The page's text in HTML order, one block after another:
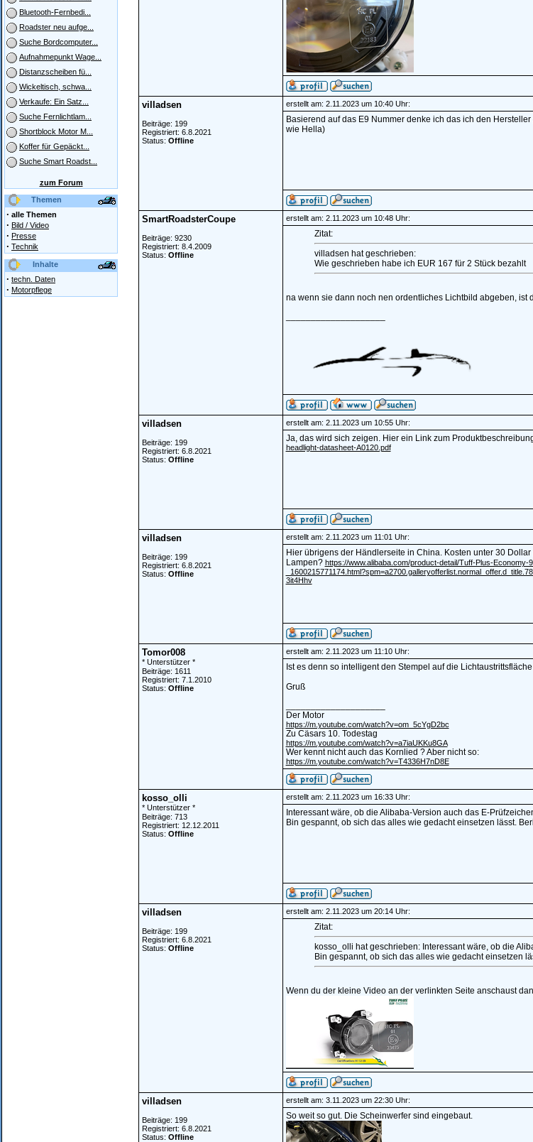
Bluetooth-Fernbedi...
Roadster neu aufge...
Suche Bordcomputer...
Aufnahmepunkt Wage...
Distanzscheiben fü...
Wickeltisch, schwa...
Verkaufe: Ein Satz...
Suche Fernlichtlam...
Shortblock Motor M...
Koffer für Gepäckt...
Suche Smart Roadst...
zum Forum
Themen
· alle Themen
· Bild / Video
· Presse
· Technik
Inhalte
· techn. Daten
· Motorpflege
villadsen
Beiträge: 199
Registriert: 6.8.2021
Status: Offline
erstellt am: 2.11.2023 um 10:40 Uhr:
Basierend auf das E9 Nummer denke ich das ich den
wie Hella)
SmartRoadsterCoupe
Beiträge: 9230
Registriert: 8.4.2009
Status: Offline
erstellt am: 2.11.2023 um 10:48 Uhr:
Zitat:
villadsen hat geschrieben:
Wie geschrieben habe ich EUR 167 für 2 Stück bezahlt
na wenn sie dann noch nen ordentliches Lichtbild abgeben, ist
villadsen
Beiträge: 199
Registriert: 6.8.2021
Status: Offline
erstellt am: 2.11.2023 um 10:55 Uhr:
Ja, das wird sich zeigen. Hier ein Link zum
headlight-datasheet-A0120.pdf
villadsen
Beiträge: 199
Registriert: 6.8.2021
Status: Offline
erstellt am: 2.11.2023 um 11:01 Uhr:
Hier übrigens der Händlerseite in China. Kosten unter 30
Lampen? https://www.alibaba.com/product-detail/Tuff-Plus-Economy-
3it4Hhv
Tomor008
* Unterstützer *
Beiträge: 1611
Registriert: 7.1.2010
Status: Offline
erstellt am: 2.11.2023 um 11:10 Uhr:
Ist es denn so intelligent den Stempel auf die
Gruß
Der Motor
https://m.youtube.com/watch?v=om_5cYgD2bc
Zu Cäsars 10. Todestag
https://m.youtube.com/watch?v=a7iaUKKu8GA
Wer kennt nicht auch das Kornlied ? Aber nicht so:
https://m.youtube.com/watch?v=T4336H7nD8E
kosso_olli
* Unterstützer *
Beiträge: 713
Registriert: 12.12.2011
Status: Offline
erstellt am: 2.11.2023 um 16:33 Uhr:
Interessant wäre, ob die Alibaba-Version auch das E-
Bin gespannt, ob sich das alles wie gedacht einsetzen lässt.
villadsen
Beiträge: 199
Registriert: 6.8.2021
Status: Offline
erstellt am: 2.11.2023 um 20:14 Uhr:
Zitat:
kosso_olli hat geschrieben: Interessant wäre, ob die
Bin gespannt, ob sich das alles wie gedacht einsetzen
Wenn du der kleine Video an der verlinkten Seite anschaust
villadsen
Beiträge: 199
Registriert: 6.8.2021
Status: Offline
erstellt am: 3.11.2023 um 22:30 Uhr:
So weit so gut. Die Scheinwerfer sind eingebaut.